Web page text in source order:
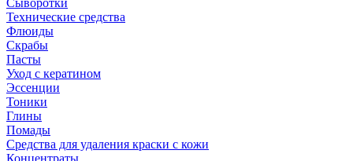
Сыворотки
Технические средства
Флюиды
Скрабы
Пасты
Уход с кератином
Эссенции
Тоники
Глины
Помады
Средства для удаления краски с кожи
Концентраты